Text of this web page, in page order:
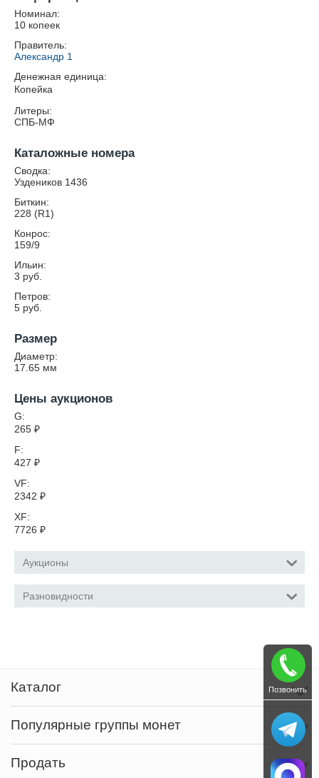
Номинал:
10 копеек
Правитель:
Александр 1
Денежная единица:
Копейка
Литеры:
СПБ-МФ
Каталожные номера
Сводка:
Уздеников 1436
Биткин:
228 (R1)
Конрос:
159/9
Ильин:
3 руб.
Петров:
5 руб.
Размер
Диаметр:
17.65 мм
Цены аукционов
G:
265 ₽
F:
427 ₽
VF:
2342 ₽
XF:
7726 ₽
Аукционы
Разновидности
Каталог
Популярные группы монет
Продать
Позвонить